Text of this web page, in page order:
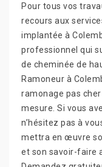
Pour tous vos
recours aux
implantée à
professionnel qui
de cheminée de
Ramoneur à
ramonage pas
mesure. Si vous
n’hésitez pas à
mettra en œuvre
et son savoir-faire